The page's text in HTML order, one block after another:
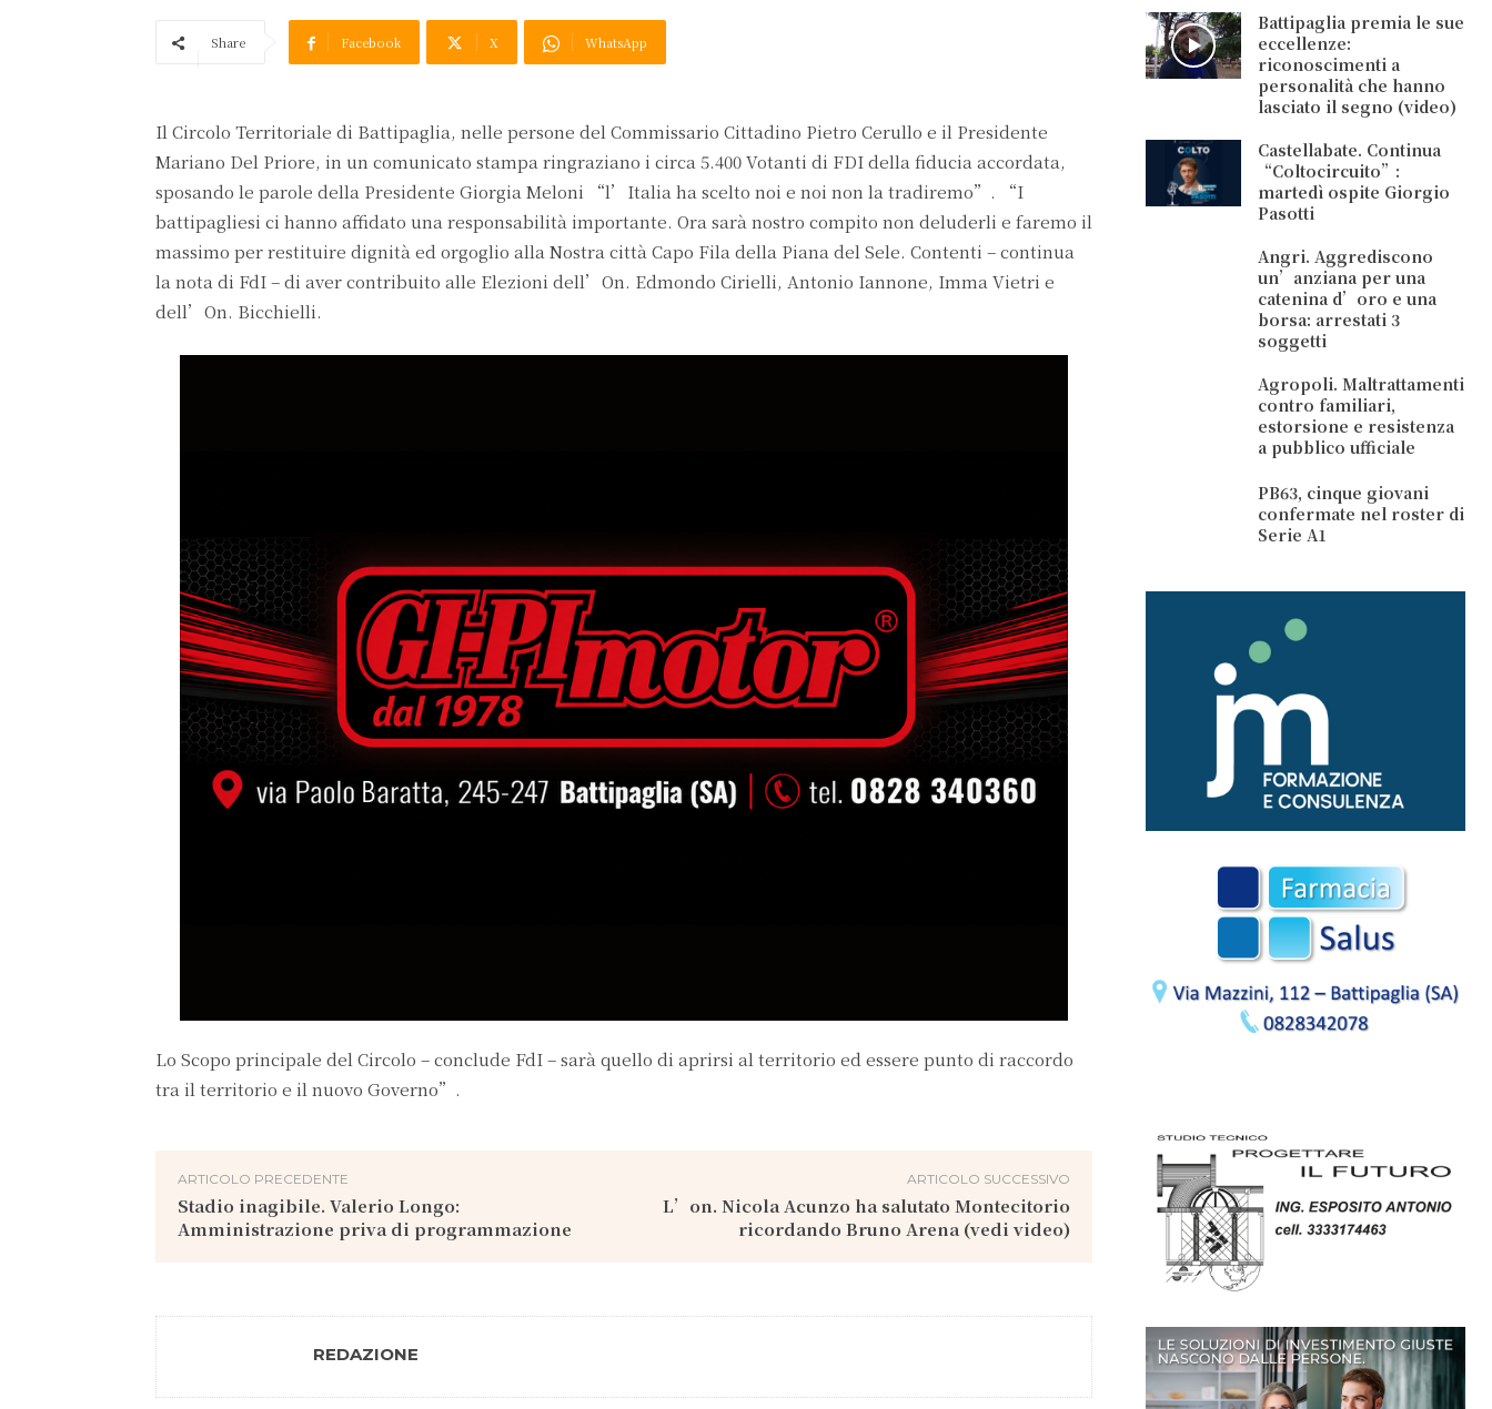
Share Facebook X WhatsApp
Il Circolo Territoriale di Battipaglia, nelle persone del Commissario Cittadino Pietro Cerullo e il Presidente
Mariano Del Priore, in un comunicato stampa ringraziano i circa 5.400 Votanti di FDI della fiducia accordata,
sposando le parole della Presidente Giorgia Meloni “l’Italia ha scelto noi e noi non la tradiremo”. “I
battipagliesi ci hanno affidato una responsabilità importante. Ora sarà nostro compito non deluderli e faremo il
massimo per restituire dignità ed orgoglio alla Nostra città Capo Fila della Piana del Sele. Contenti – continua
la nota di FdI – di aver contribuito alle Elezioni dell’On. Edmondo Cirielli, Antonio Iannone, Imma Vietri e
dell’On. Bicchielli.
Lo Scopo principale del Circolo – conclude FdI – sarà quello di aprirsi al territorio ed essere punto di raccordo
tra il territorio e il nuovo Governo”.
ARTICOLO PRECEDENTE
Stadio inagibile. Valerio Longo:
Amministrazione priva di programmazione
ARTICOLO SUCCESSIVO
L’on. Nicola Acunzo ha salutato Montecitorio
ricordando Bruno Arena (vedi video)
REDAZIONE
Battipaglia premia le sue
eccellenze:
riconoscimenti a
personalità che hanno
lasciato il segno (video)
Castellabate. Continua
“Coltocircuito”:
martedì ospite Giorgio
Pasotti
Angri. Aggrediscono
un’anziana per una
catenina d’oro e una
borsa: arrestati 3
soggetti
Agropoli. Maltrattamenti
contro familiari,
estorsione e resistenza
a pubblico ufficiale
PB63, cinque giovani
confermate nel roster di
Serie A1